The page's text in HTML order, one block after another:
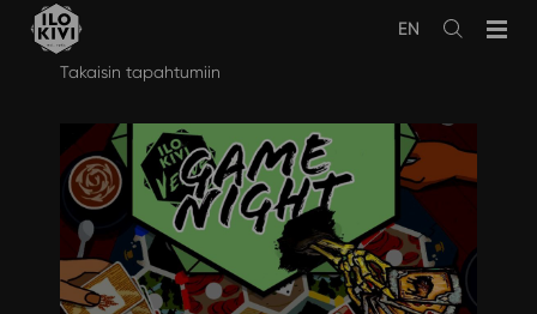
Avaa
EN
Takaisin tapahtumiin